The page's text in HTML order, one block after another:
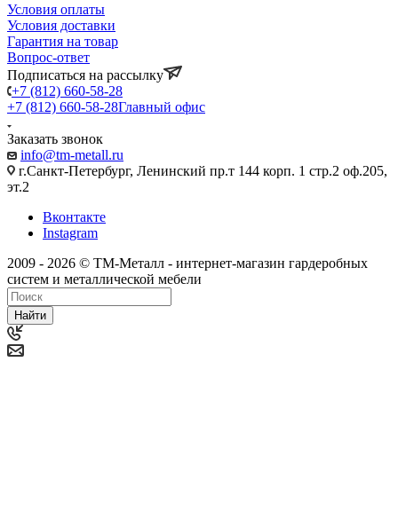
Условия оплаты
Условия доставки
Гарантия на товар
Вопрос-ответ
Подписаться на рассылку
+7 (812) 660-58-28
+7 (812) 660-58-28Главный офис
Заказать звонок
info@tm-metall.ru
г.Санкт-Петербург, Ленинский пр.т 144 корп. 1 стр.2 оф.205,
эт.2
Вконтакте
Instagram
2009 - 2026 © ТМ-Металл - интернет-магазин гардеробных
систем и металлической мебели
Найти